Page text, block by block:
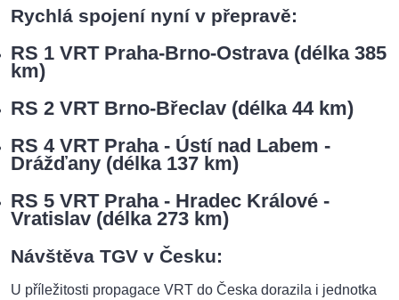
Rychlá spojení nyní v přepravě:
RS 1 VRT Praha-Brno-Ostrava (délka 385
km)
RS 2 VRT Brno-Břeclav (délka 44 km)
RS 4 VRT Praha - Ústí nad Labem -
Drážďany (délka 137 km)
RS 5 VRT Praha - Hradec Králové -
Vratislav (délka 273 km)
Návštěva TGV v Česku:
U příležitosti propagace VRT do Česka dorazila i jednotka